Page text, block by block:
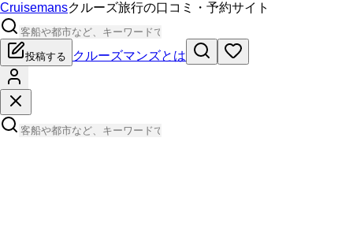
Cruisemansクルーズ旅行の口コミ・予約サイト
投稿する クルーズマンズとは